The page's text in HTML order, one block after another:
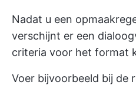
Nadat u een
verschijnt er een
criteria voor het format
Voer bijvoorbeeld bij de